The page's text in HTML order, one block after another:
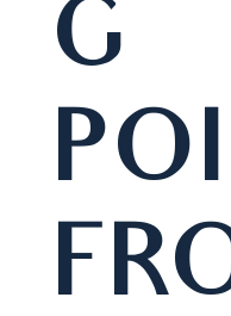
G